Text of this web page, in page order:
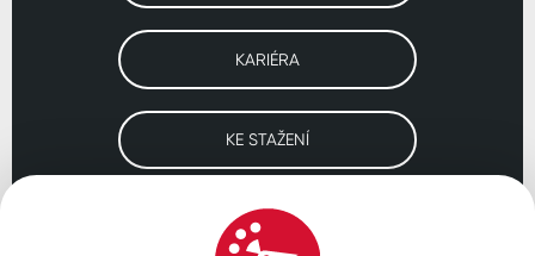
KARIÉRA
KE STAŽENÍ
Navštivte naše pobočky